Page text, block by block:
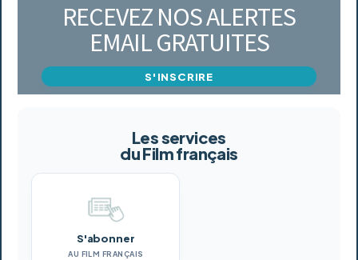
RECEVEZ NOS ALERTES
EMAIL GRATUITES
S'INSCRIRE
Les services
du Film français
S'abonner
AU FILM FRANÇAIS